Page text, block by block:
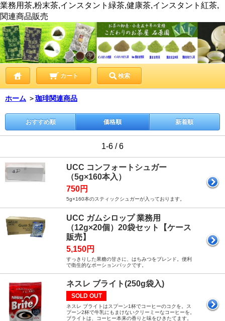
業務用茶,粉末茶,インスタント緑茶,健康茶,インスタント紅茶,
関連商品販売
カート 検索
ホーム ＞珈琲関連商品
おすすめ順 価格順 新着順
1-6 / 6
UCC コンフォートシュガー
（5g×160本入）
750円
5g×160本のスティックシュガーが入っております。
UCC ガムシロップ 業務用
（12g×20個）20袋セット【ケース
販売】
5,150円
すっきりした果糖の甘さに、はちみつをブレンド。便利
で衛生的なポーションパックです。
ネスレ ブライト(250g袋入)
SOLD OUT
ネスレ ブライトはスプーン1杯でコーヒーのコクを。ス
プーン2杯で牛乳にもまけないクリーミーなコーヒーを。
ブライトは、コーヒー本来の香りと味をひきたてます。